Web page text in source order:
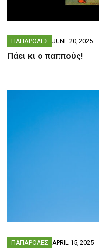
ΠΑΠΑΡΟΛΕΣ JUNE 20, 2025
Πάει κι ο παππούς!
ΠΑΠΑΡΟΛΕΣ APRIL 15, 2025